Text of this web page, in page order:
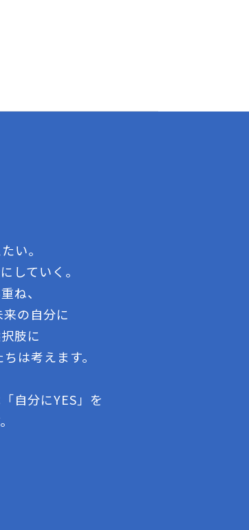
い。
していく。
ね、
の自分に
肢に
は考えます。
自分にYES」を